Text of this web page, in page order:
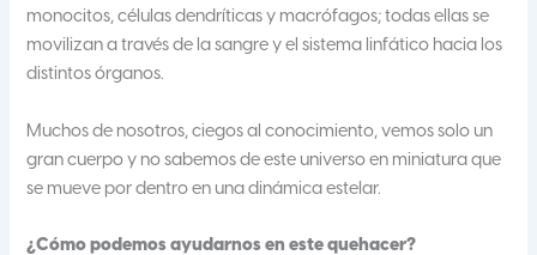
monocitos, células dendríticas y macrófagos; todas ellas se
movilizan a través de la sangre y el sistema linfático hacia los
distintos órganos.
Muchos de nosotros, ciegos al conocimiento, vemos solo un
gran cuerpo y no sabemos de este universo en miniatura que
se mueve por dentro en una dinámica estelar.
¿Cómo podemos ayudarnos en este quehacer?